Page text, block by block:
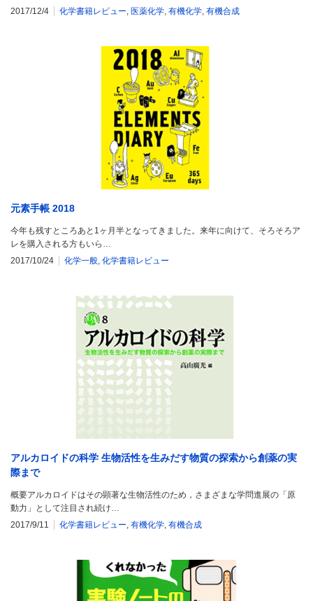
2017/12/4
化学書籍レビュー 医薬化学 有機化学 有機合成
元素手帳 2018
今年も残すところあと1ヶ月半となってきました。来年に向けて、そろそろア
レを購入される方もいら…
2017/10/24
化学一般 化学書籍レビュー
アルカロイドの科学 生物活性を生みだす物質の探索から創薬の実
際まで
概要アルカロイドはその顕著な生物活性のため，さまざまな学問進展の「原
動力」として注目され続け…
2017/9/11
化学書籍レビュー, 有機化学, 有機合成